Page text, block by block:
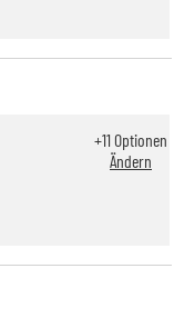
+11Optionen
Ändern